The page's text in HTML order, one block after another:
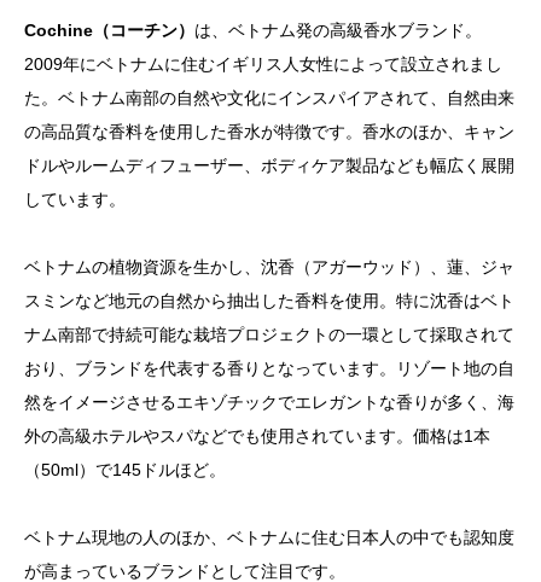
Cochine（コーチン） は、ベトナム発の高級香水ブランド。
2009年にベトナムに住むイギリス人女性によって設立されまし
た。ベトナム南部の自然や文化にインスパイアされて、自然由来
の高品質な香料を使用した香水が特徴です。香水のほか、キャン
ドルやルームディフューザー、ボディケア製品なども幅広く展開
しています。
ベトナムの植物資源を生かし、沈香（アガーウッド）、蓮、ジャ
スミンなど地元の自然から抽出した香料を使用。特に沈香はベト
ナム南部で持続可能な栽培プロジェクトの一環として採取されて
おり、ブランドを代表する香りとなっています。リゾート地の自
然をイメージさせるエキゾチックでエレガントな香りが多く、海
外の高級ホテルやスパなどでも使用されています​。価格は1本
（50ml）で145ドルほど。
ベトナム現地の人のほか、ベトナムに住む日本人の中でも認知度
が高まっているブランドとして注目です。